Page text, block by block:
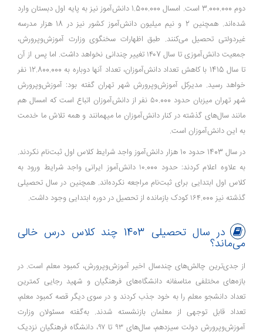
دوم 3.000.000 است. امسال 1.500.000 دانش‌آموز نیز به پایه اول دبستان وارد
شده‌اند. همچنین 2 و نیم میلیون دانش‌آموز کشور نیز در 18 هزار مدرسه
غیردولتی تحصیل می‌کنند. طبق اظهارات سخنگوی وزارت آموزش‌و‌پرورش،
جمعیت دانش‌آموزی تا سال ۱۴۰7 تغییر چندانی نخواهد داشت. اما پس از آن
تا سال 1415 با کاهش تعداد دانش‌آموزان، تعداد آنها دوباره به 12.800.000 نفر
خواهد رسید. مدیرکل آموزش‌و‌پرورش شهر تهران گفته بود: آموزش‌و‌پرورش
شهر تهران میزبان حدود ۵۰.000 نفر از دانش‌آموزان اتباع است که امسال هم
مانند سال‌های گذشته در کنار دانش‌آموزان ما میهمانند و همه تلاش ما خدمت
به این دانش‌آموزان است.
در سال 1403 حدود 10 هزار دانش‌آموز واجد شرایط کلاس اول ثبت‌نام نکردند.
به علاوه اعلام کردند: حدود ۱۰.000 دانش‌آموز ایرانی واجد شرایط ورود به
کلاس اول ابتدایی برای ثبت‌نام مراجعه نکرده‌اند. همچنین در سال تحصیلی
گذشته نیز ۱۶۴.000 کودک بازمانده از تحصیل در دوره ابتدایی وجود داشت.
در سال تحصیلی 1403 چند کلاس درس خالی
می‌ماند؟
از جدی‌ترین چالش‌های چندسال اخیر آموزش‌وپرورش، کمبود معلم است. در
بازه‌های مختلفی متاسفانه دانشگاه‌های فرهنگیان و شهید رجایی کمترین
تعداد دانشجو معلم را به خود جذب کردند و در سوی دیگر قصه کمبود معلم،
تعداد قابل توجهی از معلمان بازنشسته شدند. به‌گفته مسئولان وزارت
آموزش‌وپرورش دولت سیزدهم، سال‌های ۹۳ تا ۹۷‌، دانشگاه فرهنگیان نزدیک